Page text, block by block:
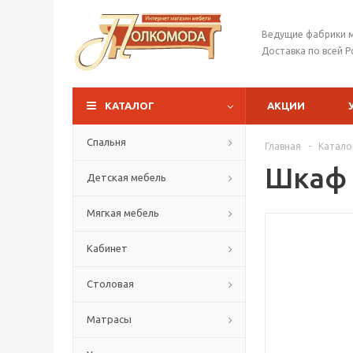
Ведущие фабрики
Доставка по всей
КАТАЛОГ АКЦИИ
Спальня
Детская мебель
Мягкая мебель
Кабинет
Столовая
Матрасы
Главная -
Шкаф